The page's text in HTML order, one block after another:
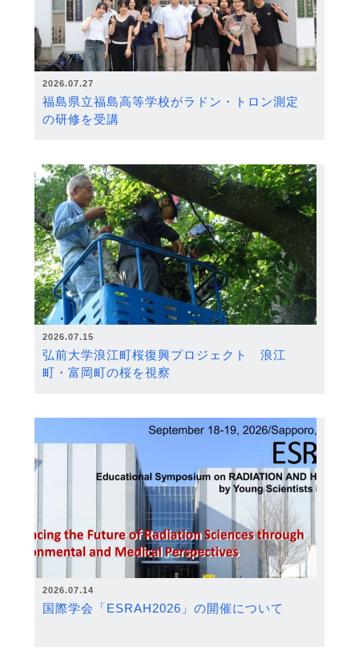
2026.07.27
福島県立福島高等学校がラドン・トロン測定
の研修を受講
2026.07.15
弘前大学浪江町桜復興プロジェクト 浪江
町・富岡町の桜を視察
2026.07.14
国際学会「ESRAH2026」の開催について